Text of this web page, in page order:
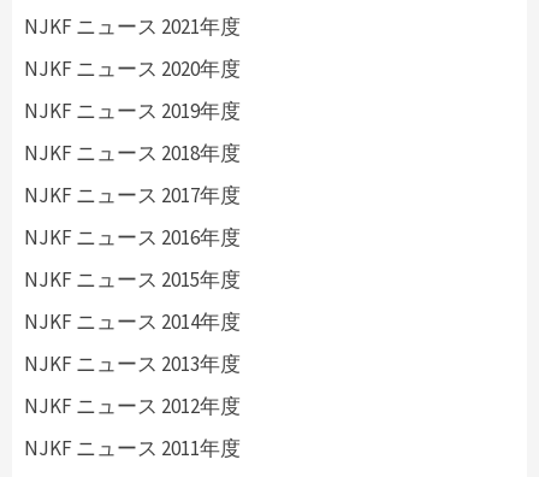
NJKF ニュース 2021年度
NJKF ニュース 2020年度
NJKF ニュース 2019年度
NJKF ニュース 2018年度
NJKF ニュース 2017年度
NJKF ニュース 2016年度
NJKF ニュース 2015年度
NJKF ニュース 2014年度
NJKF ニュース 2013年度
NJKF ニュース 2012年度
NJKF ニュース 2011年度